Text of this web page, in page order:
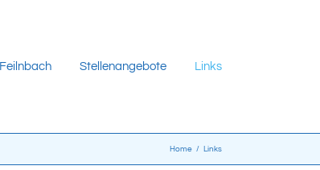
Stellenangebote Links
Home / Links